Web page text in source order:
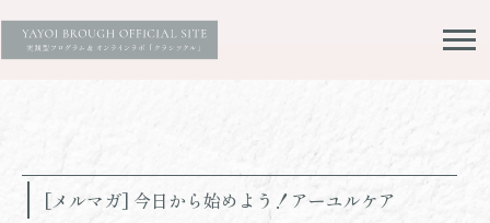
[メルマガ] 今日から始めよう！アーユルケア